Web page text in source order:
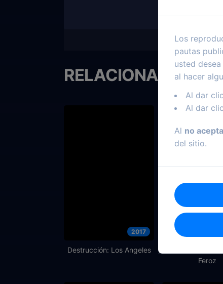
RELACIONADOS
2017
Destrucción: Los Angeles
Feroz
Los
pautas
usted
al hacer
Al dar
Al dar
Al no
del sitio.